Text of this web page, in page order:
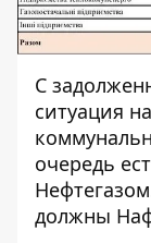
С
ситуация
очередь
должны